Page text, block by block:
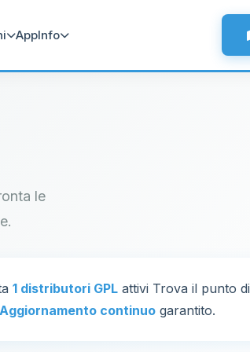
AppInfo
le
1 distributori GPL attivi Trova il punto di
Aggiornamento continuo garantito.